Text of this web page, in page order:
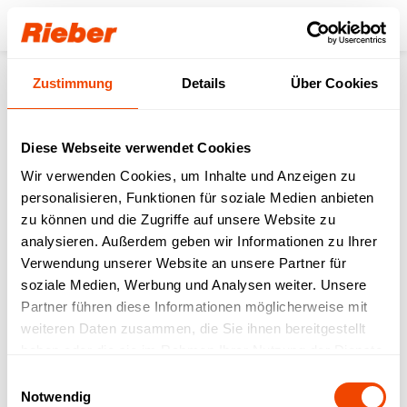
Zustimmung Details Über Cookies
Diese Webseite verwendet Cookies
Wir verwenden Cookies, um Inhalte und Anzeigen zu
personalisieren, Funktionen für soziale Medien anbieten
zu können und die Zugriffe auf unsere Website zu
analysieren. Außerdem geben wir Informationen zu Ihrer
Verwendung unserer Website an unsere Partner für
soziale Medien, Werbung und Analysen weiter. Unsere
Partner führen diese Informationen möglicherweise mit
weiteren Daten zusammen, die Sie ihnen bereitgestellt
Notwendig
Login
Unser Download-
Bereich für Sie.
Step 1: Wählen Sie Ihr Produkt / Ihre
Produktfamilie aus
Step 2: Wählen sie Ihren Download-Typ aus
FREI VERFÜGBAR
| Datenblätter |
Betriebsanleitungen | Prospekte | Kataloge
MIT LOGIN VERFÜGBAR| Bruttopreislisten |